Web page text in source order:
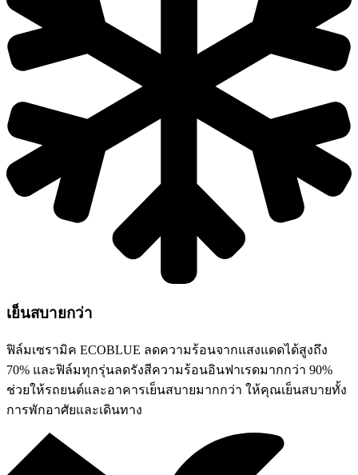
เย็นสบายกว่า
ฟิล์มเซรามิค ECOBLUE ลดความร้อนจากแสงแดดได้สูงถึง
70% และฟิล์มทุกรุ่นลดรังสีความร้อนอินฟาเรดมากกว่า 90%
ช่วยให้รถยนต์และอาคารเย็นสบายมากกว่า ให้คุณเย็นสบายทั้ง
การพักอาศัยและเดินทาง